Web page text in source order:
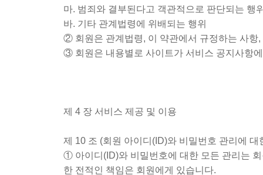
마. 범죄와 결부된다고 객관적으로 판단되는 행
바. 기타 관계법령에 위배되는 행위
② 회원은 관계법령, 이 약관에서 규정하는 사항
③ 회원은 내용별로 사이트가 서비스 공지사항
제 4 장 서비스 제공 및 이용
제 10 조 (회원 아이디(ID)와 비밀번호 관리에 대
① 아이디(ID)와 비밀번호에 대한 모든 관리는
한 전적인 책임은 회원에게 있습니다.